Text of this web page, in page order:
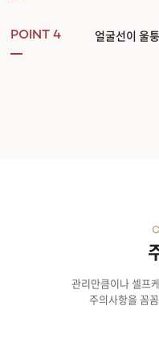
POINT 4 얼굴선이 울
관리만큼이나 셀프
주의사항을 꼼